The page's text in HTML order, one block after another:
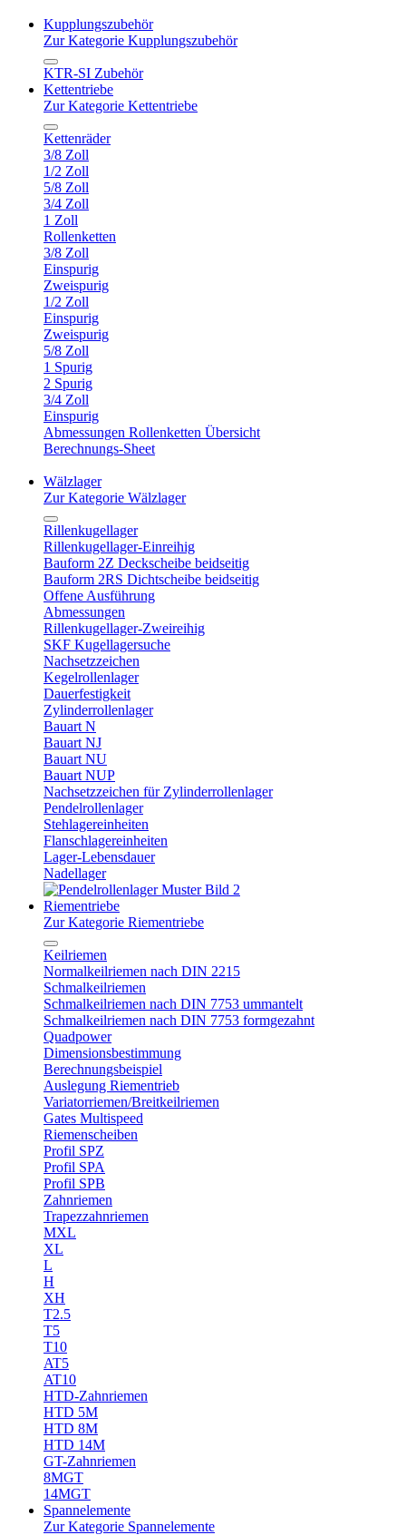
Kupplungszubehör
Zur Kategorie Kupplungszubehör
KTR-SI Zubehör
Kettentriebe
Zur Kategorie Kettentriebe
Kettenräder
3/8 Zoll
1/2 Zoll
5/8 Zoll
3/4 Zoll
1 Zoll
Rollenketten
3/8 Zoll
Einspurig
Zweispurig
1/2 Zoll
Einspurig
Zweispurig
5/8 Zoll
1 Spurig
2 Spurig
3/4 Zoll
Einspurig
Abmessungen Rollenketten Übersicht
Berechnungs-Sheet
Wälzlager
Zur Kategorie Wälzlager
Rillenkugellager
Rillenkugellager-Einreihig
Bauform 2Z Deckscheibe beidseitig
Bauform 2RS Dichtscheibe beidseitig
Offene Ausführung
Abmessungen
Rillenkugellager-Zweireihig
SKF Kugellagersuche
Nachsetzzeichen
Kegelrollenlager
Dauerfestigkeit
Zylinderrollenlager
Bauart N
Bauart NJ
Bauart NU
Bauart NUP
Nachsetzzeichen für Zylinderrollenlager
Pendelrollenlager
Stehlagereinheiten
Flanschlagereinheiten
Lager-Lebensdauer
Nadellager
Riementriebe
Zur Kategorie Riementriebe
Keilriemen
Normalkeilriemen nach DIN 2215
Schmalkeilriemen
Schmalkeilriemen nach DIN 7753 ummantelt
Schmalkeilriemen nach DIN 7753 formgezahnt
Quadpower
Dimensionsbestimmung
Berechnungsbeispiel
Auslegung Riementrieb
Variatorriemen/Breitkeilriemen
Gates Multispeed
Riemenscheiben
Profil SPZ
Profil SPA
Profil SPB
Zahnriemen
Trapezzahnriemen
MXL
XL
L
H
XH
T2.5
T5
T10
AT5
AT10
HTD-Zahnriemen
HTD 5M
HTD 8M
HTD 14M
GT-Zahnriemen
8MGT
14MGT
Spannelemente
Zur Kategorie Spannelemente